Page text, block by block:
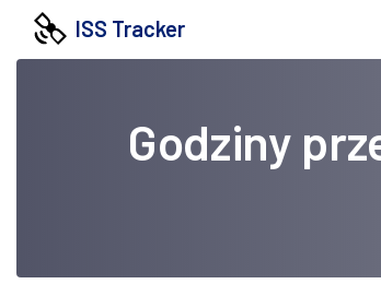
ISS Tracker
Godziny